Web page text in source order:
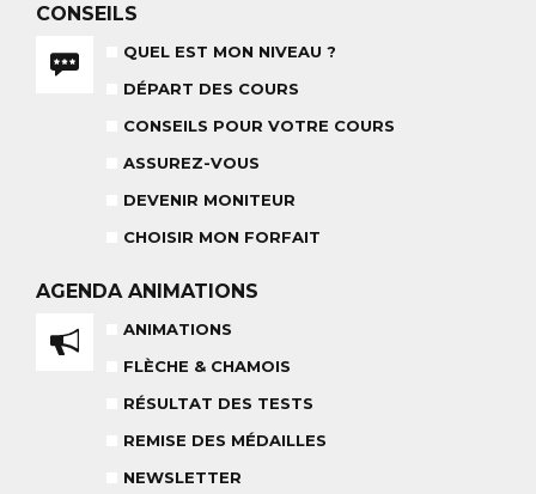
ASSUREZ-VOUS
CARRÉ NEIGE
RÉSULTAT DES TESTS
REMISE DES MÉDAILLES
LE VENDREDI
BABY CLUB
TEAM RIDER
COURS PRIVÉ APRÈS-MIDI
À PARTIR DE 260€
CONSEILS
QUEL EST MON NIVEAU ?
DÉPART DES COURS
CONSEILS POUR VOTRE COURS
ASSUREZ-VOUS
DEVENIR MONITEUR
CHOISIR MON FORFAIT
AGENDA ANIMATIONS
ANIMATIONS
FLÈCHE & CHAMOIS
RÉSULTAT DES TESTS
REMISE DES MÉDAILLES
NEWSLETTER